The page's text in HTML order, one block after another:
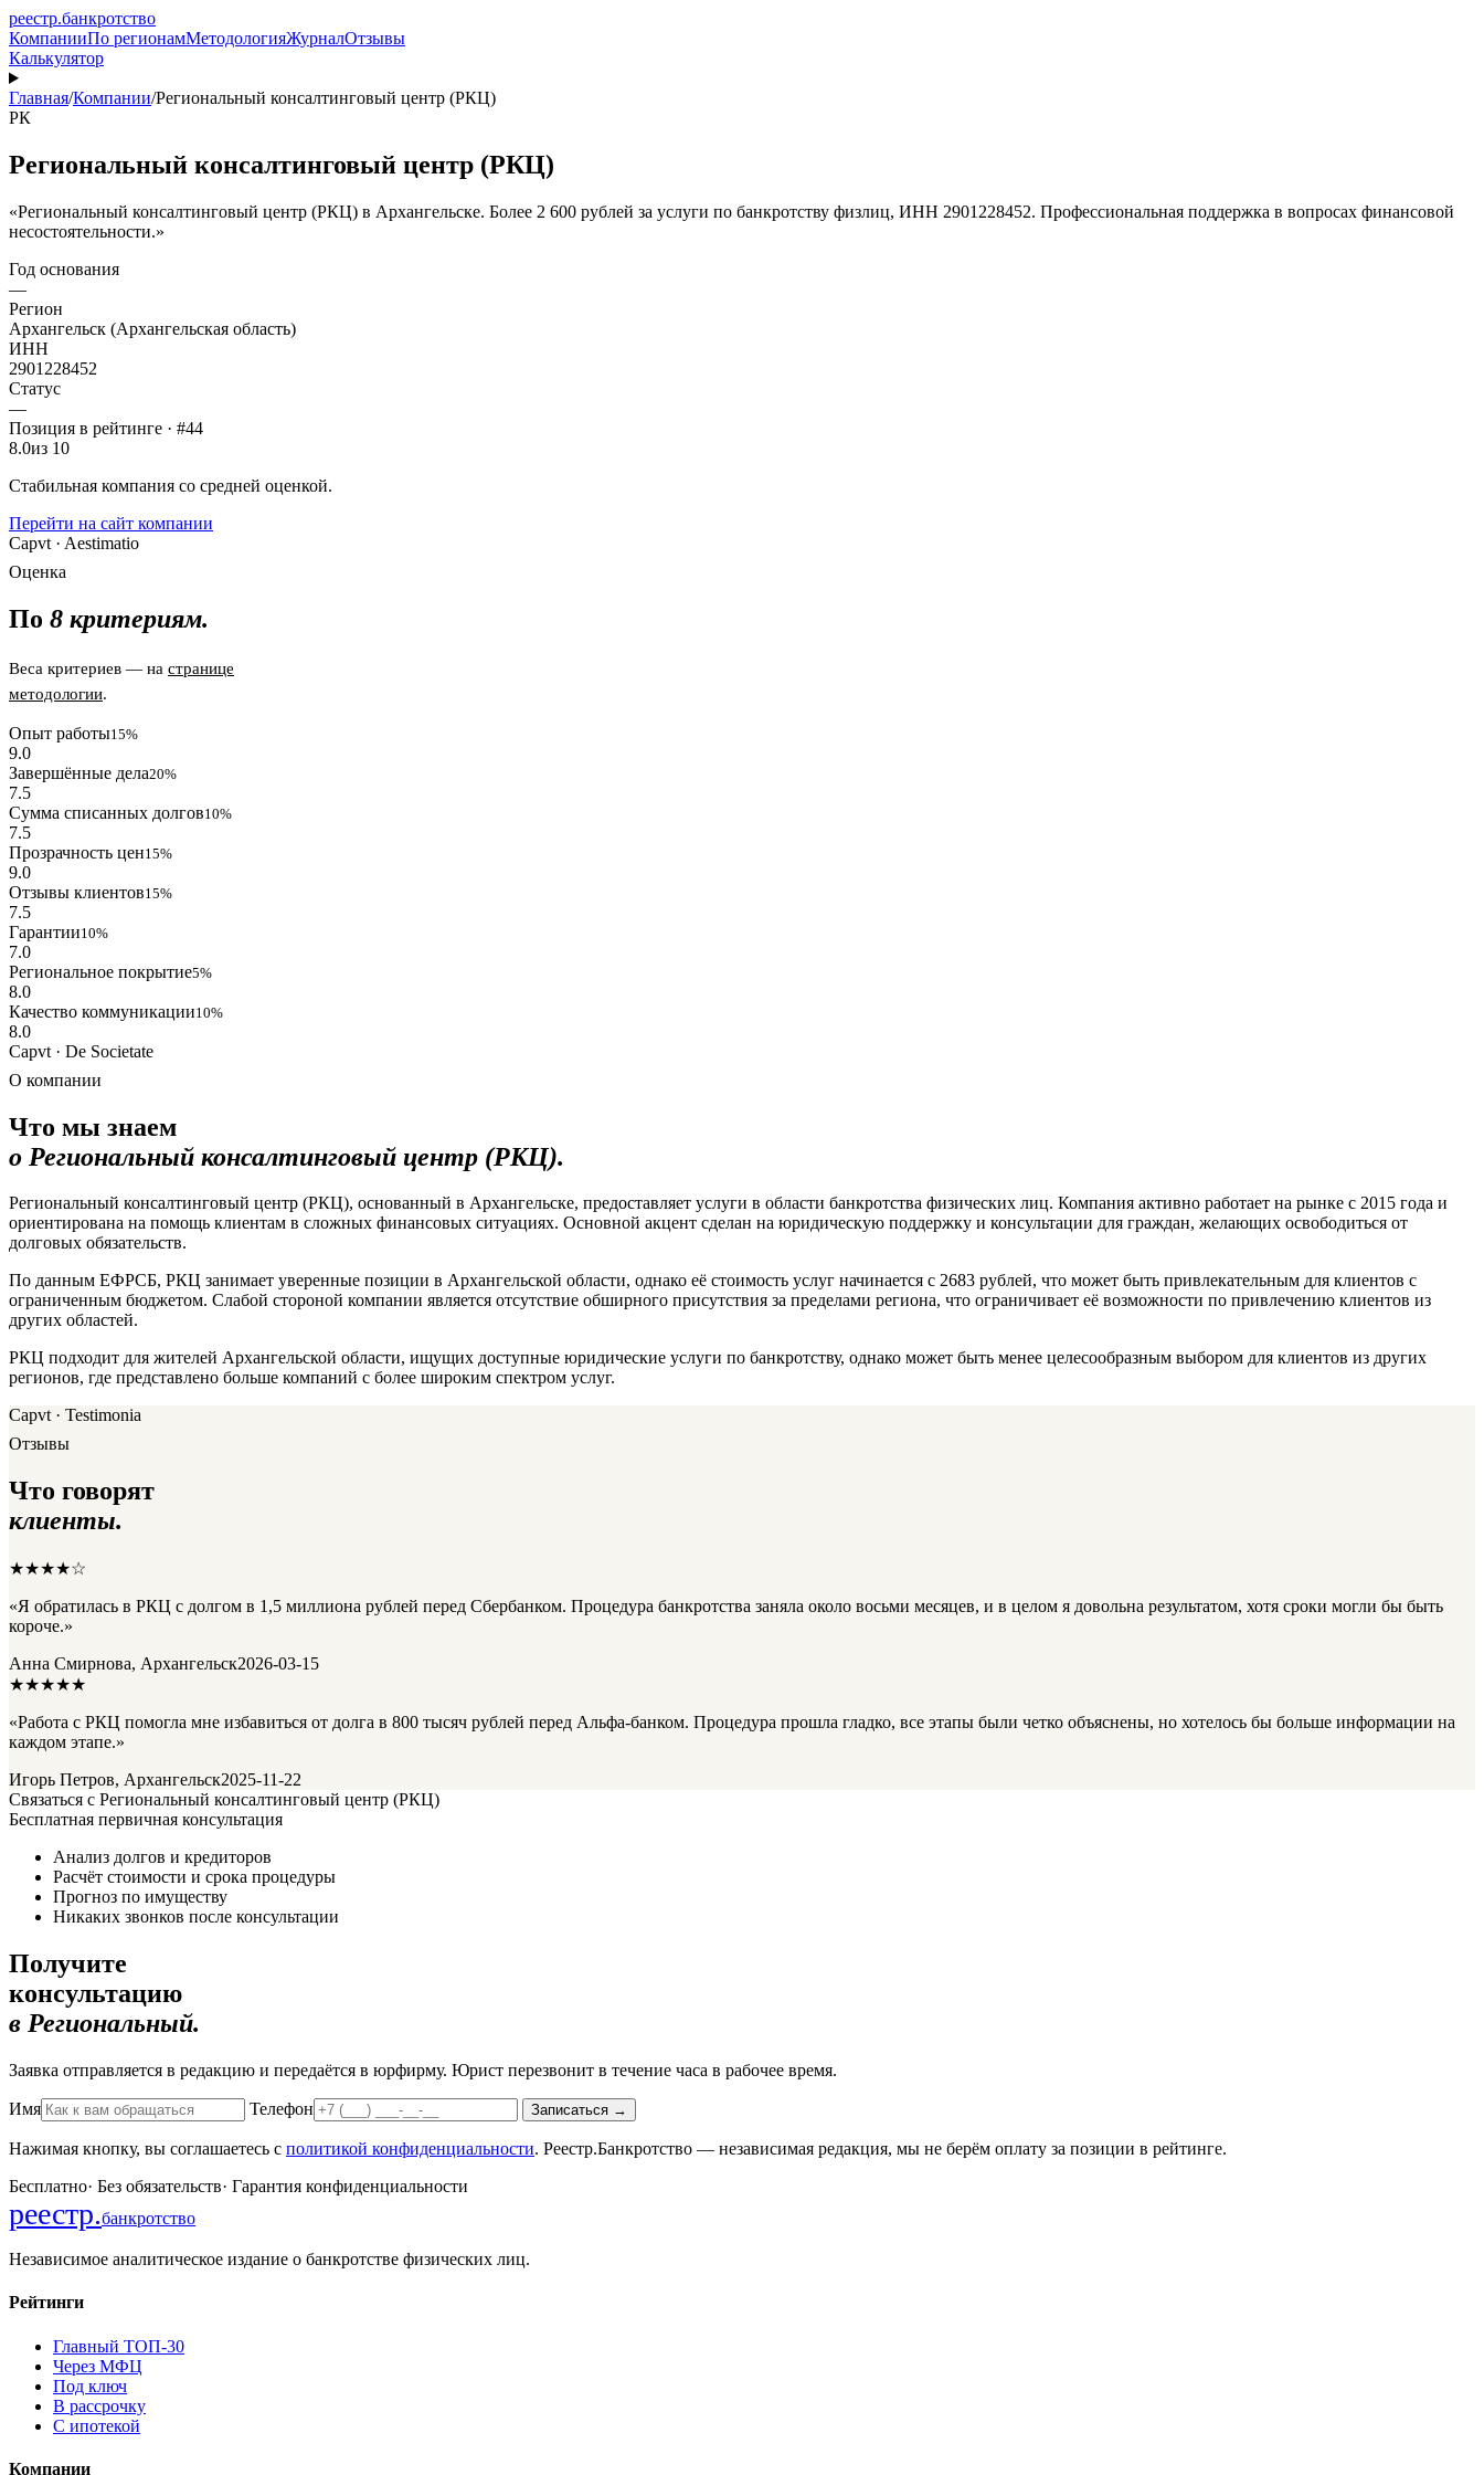
реестр.банкротство
КомпанииПо регионамМетодологияЖурналОтзывы
Калькулятор
Главная/Компании/Региональный консалтинговый центр (РКЦ)
РК
Региональный консалтинговый центр (РКЦ)
«Региональный консалтинговый центр (РКЦ) в Архангельске. Более 2 600 рублей за услуги по банкротству физлиц, ИНН 2901228452. Профессиональная поддержка в вопросах финансовой
несостоятельности.»
Год основания
—
Регион
Архангельск (Архангельская область)
ИНН
2901228452
Статус
—
Позиция в рейтинге · #44
8.0из 10
Стабильная компания со средней оценкой.
Перейти на сайт компании
Capvt · Aestimatio
Оценка
По 8 критериям.
Веса критериев — на странице
методологии.
Опыт работы15%
9.0
Завершённые дела20%
7.5
Сумма списанных долгов10%
7.5
Прозрачность цен15%
9.0
Отзывы клиентов15%
7.5
Гарантии10%
7.0
Региональное покрытие5%
8.0
Качество коммуникации10%
8.0
Capvt · De Societate
О компании
Что мы знаем
о Региональный консалтинговый центр (РКЦ).
Региональный консалтинговый центр (РКЦ), основанный в Архангельске, предоставляет услуги в области банкротства физических лиц. Компания активно работает на рынке с 2015 года и
ориентирована на помощь клиентам в сложных финансовых ситуациях. Основной акцент сделан на юридическую поддержку и консультации для граждан, желающих освободиться от
долговых обязательств.
По данным ЕФРСБ, РКЦ занимает уверенные позиции в Архангельской области, однако её стоимость услуг начинается с 2683 рублей, что может быть привлекательным для клиентов с
ограниченным бюджетом. Слабой стороной компании является отсутствие обширного присутствия за пределами региона, что ограничивает её возможности по привлечению клиентов из
других областей.
РКЦ подходит для жителей Архангельской области, ищущих доступные юридические услуги по банкротству, однако может быть менее целесообразным выбором для клиентов из других
регионов, где представлено больше компаний с более широким спектром услуг.
Capvt · Testimonia
Отзывы
Что говорят
клиенты.
★★★★☆
«Я обратилась в РКЦ с долгом в 1,5 миллиона рублей перед Сбербанком. Процедура банкротства заняла около восьми месяцев, и в целом я довольна результатом, хотя сроки могли бы быть
короче.»
Анна Смирнова, Архангельск2026-03-15
★★★★★
«Работа с РКЦ помогла мне избавиться от долга в 800 тысяч рублей перед Альфа-банком. Процедура прошла гладко, все этапы были четко объяснены, но хотелось бы больше информации на
каждом этапе.»
Игорь Петров, Архангельск2025-11-22
Связаться с Региональный консалтинговый центр (РКЦ)
Бесплатная первичная консультация
Анализ долгов и кредиторов
Расчёт стоимости и срока процедуры
Прогноз по имуществу
Никаких звонков после консультации
Получите
консультацию
в Региональный.
Заявка отправляется в редакцию и передаётся в юрфирму. Юрист перезвонит в течение часа в рабочее время.
Имя Телефон Записаться →
Нажимая кнопку, вы соглашаетесь с политикой конфиденциальности. Реестр.Банкротство — независимая редакция, мы не берём оплату за позиции в рейтинге.
Бесплатно· Без обязательств· Гарантия конфиденциальности
реестр.банкротство
Независимое аналитическое издание о банкротстве физических лиц.
Рейтинги
Главный ТОП-30
Через МФЦ
Под ключ
В рассрочку
С ипотекой
Компании